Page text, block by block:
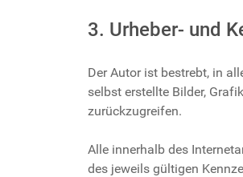
3. Urheber- und
Der Autor ist bestrebt, in
selbst erstellte Bilder,
zurückzugreifen.
Alle innerhalb des
des jeweils gültigen